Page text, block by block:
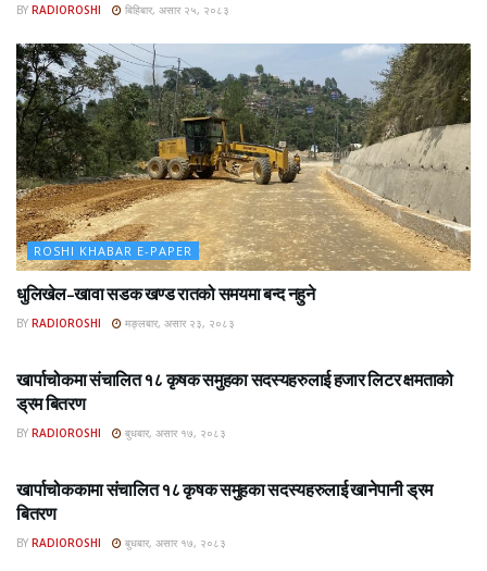
BY RADIOROSHI बिहिबार, असार २५, २०८३
ROSHI KHABAR E-PAPER
धुलिखेल–खावा सडक खण्ड रातको समयमा बन्द नहुने
BY RADIOROSHI मङ्लबार, असार २३, २०८३
खार्पाचोकमा संचालित १८ कृषक समुहका सदस्यहरुलाई हजार लिटर क्षमताको
ड्रम बितरण
BY RADIOROSHI बुधबार, असार १७, २०८३
ROSHI KHABAR E-PAPER
खार्पाचोककामा संचालित १८ कृषक समुहका सदस्यहरुलाई खानेपानी ड्रम
बितरण
BY RADIOROSHI बुधबार, असार १७, २०८३